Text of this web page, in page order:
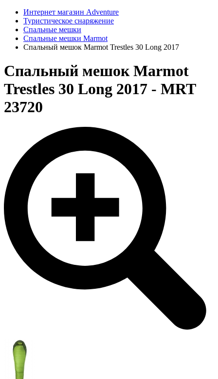
Интернет магазин Adventure
Туристическое снаряжение
Спальные мешки
Спальные мешки Marmot
Спальный мешок Marmot Trestles 30 Long 2017
Спальный мешок Marmot
Trestles 30 Long 2017 - MRT
23720